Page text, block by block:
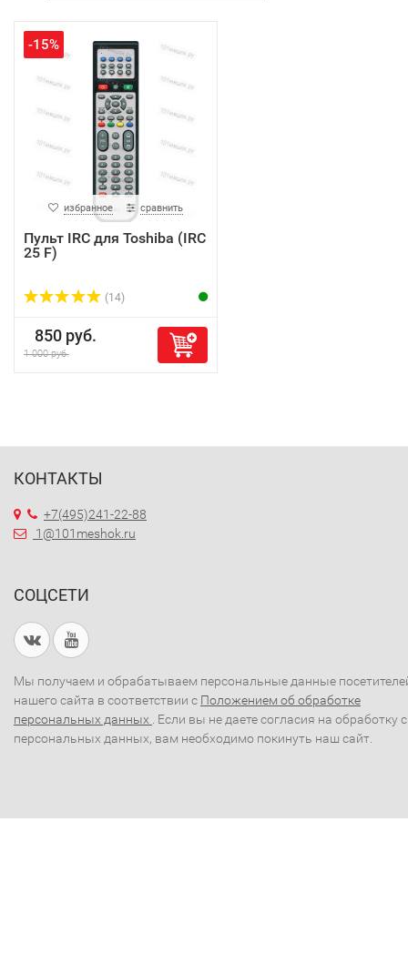
-15%
избранное сравнить
Пульт IRC для Toshiba (IRC
25 F)
(14)
850 руб.
1 000 руб.
КОНТАКТЫ
+7(495)241-22-88
1@101meshok.ru
СОЦСЕТИ
Мы получаем и обрабатываем персональные данные
нашего сайта в соответствии с Положением об обработке
персональных данных . Если вы не даете согласия на обработку
персональных данных, вам необходимо покинуть наш сайт.